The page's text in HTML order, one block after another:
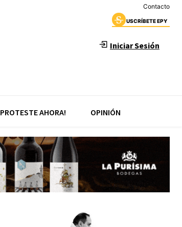
Contacto
USCRÍBETE EPY
Iniciar Sesión
PROTESTE AHORA! OPINIÓN